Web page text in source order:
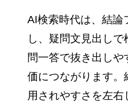
AI検索時代は、結論
し、疑問文見出し
問一答で抜き出し
価につながります。
用されやすさを左